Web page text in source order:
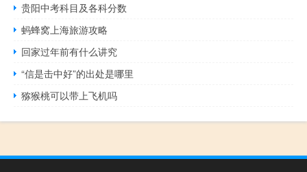
贵阳中考科目及各科分数
蚂蜂窝上海旅游攻略
回家过年前有什么讲究
“信是击中好”的出处是哪里
猕猴桃可以带上飞机吗